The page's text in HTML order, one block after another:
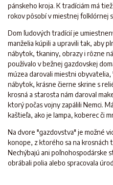
pánskeho kroja. K tradíciám má
rokov pôsobí v miestnej folklórnej
Dom ľudových tradícií je
manželia kúpili a upravili tak, aby
nábytok, tkaniny, obrazy i rôzne
používalo v bežnej gazdovskej
múzea darovali miestni obyvatelia,
nábytok, krásne čierne skrine s
krosná a starosta nám daroval
ktorý počas vojny zapálili Nemci.
kaštieľa, ako je lampa, koberec či
Na dvore "gazdovstva" je možné
konope, z ktorého sa na krosnách
Nechýbajú ani poľnohospodárske
obrábali polia alebo spracovala